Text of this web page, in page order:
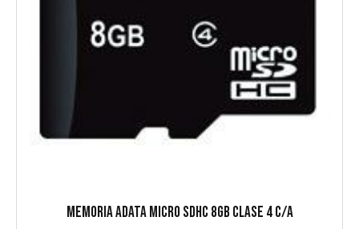
MEMORIA ADATA MICRO SDHC 8GB CLASE 4 C/A